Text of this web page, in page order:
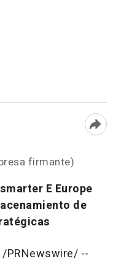
firmante)
E Europe
de
/PRNewswire/ --